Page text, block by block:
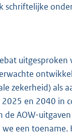
schriftelijke
zekerheid) als
en 2040 in
de AOW-
een toename.